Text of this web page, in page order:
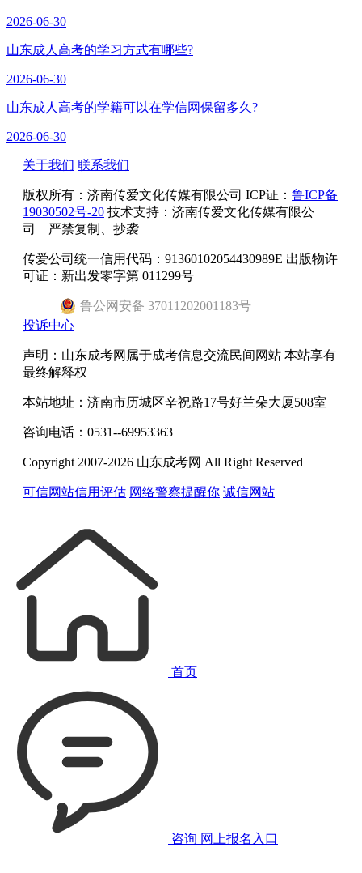
2026-06-30
山东成人高考的学习方式有哪些?
2026-06-30
山东成人高考的学籍可以在学信网保留多久?
2026-06-30
关于我们 联系我们
版权所有： 济南传爱文化传媒有限公司 ICP证： 鲁ICP备
19030502号-20 技术支持：济南传爱文化传媒有限公
司 严禁复制、抄袭
传爱公司统一信用代码：91360102054430989E 出版物许
可证：新出发零字第 011299号
鲁公网安备 37011202001183号
投诉中心
声明：山东成考网属于成考信息交流民间网站 本站享有
最终解释权
本站地址：济南市历城区辛祝路17号好兰朵大厦508室
咨询电话：0531--69953363
Copyright 2007-2026 山东成考网 All Right Reserved
可信网站信用评估 网络警察提醒你 诚信网站
首页
咨询 网上报名入口